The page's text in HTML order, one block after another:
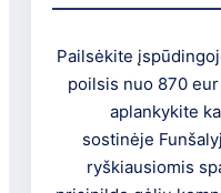
Pailsėkite
poilsis nuo 870
aplankykite
sostinėje
ryškiausiomis